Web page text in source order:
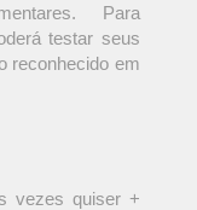
Para
testar seus
reconhecido em
vezes quiser +